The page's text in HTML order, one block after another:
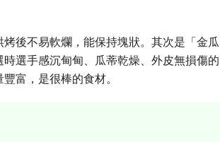
後不易軟爛，能保持塊狀。其次是「金
選手感沉甸甸、瓜蒂乾燥、外皮無損傷
富，是很棒的食材。